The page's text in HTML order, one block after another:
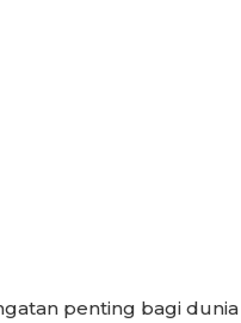
penting bagi dunia